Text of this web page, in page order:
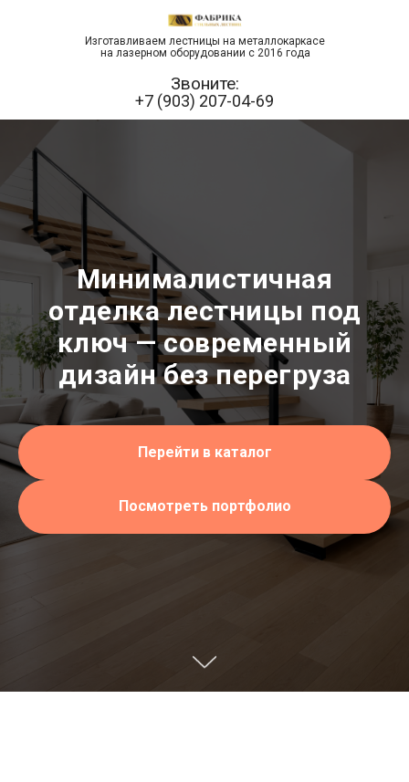
+7 (903) 207-04-69
Звоните:
Изготавливаем лестницы на металлокаркасе
на лазерном оборудовании с 2016 года
Минималистичная
отделка лестницы под
ключ — современный
дизайн без перегруза
Перейти в каталог
Посмотреть портфолио